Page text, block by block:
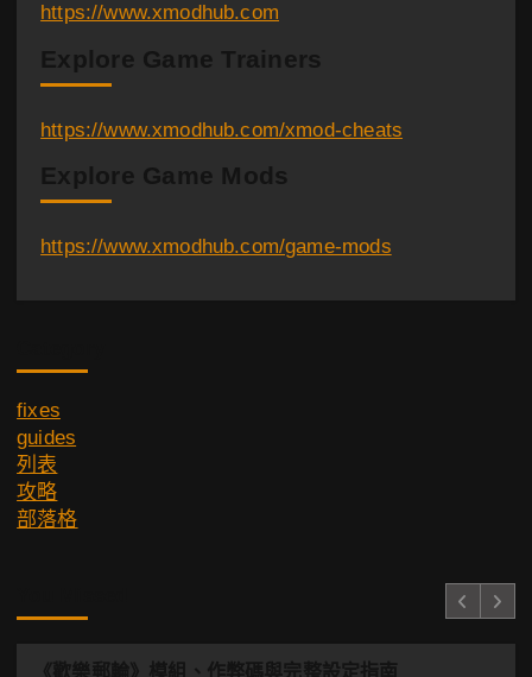
https://www.xmodhub.com
Explore Game Trainers
https://www.xmodhub.com/xmod-cheats
Explore Game Mods
https://www.xmodhub.com/game-mods
fixes
guides
列表
攻略
部落格
《歡樂郵輪》模組、作弊碼與完整設定指南